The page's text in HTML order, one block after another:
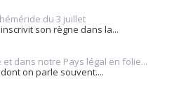
du 3 juillet
son règne dans la...
et dans notre Pays légal en folie...
on parle souvent....